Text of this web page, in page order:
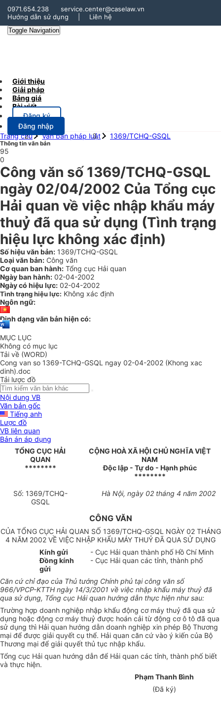
0971.654.238
service.center@caselaw.vn
Hướng dẫn sử dụng
Liên hệ
Toggle Navigation
Giới thiệu
Giải pháp
Bảng giá
Bài viết
Đăng ký
Đăng nhập
Trang chủ
Văn bản pháp luật 1369/TCHQ-GSQL
Thông tin văn bản
95
0
Công văn số 1369/TCHQ-GSQL
ngày 02/04/2002 Của Tổng cục
Hải quan về việc nhập khẩu máy
thuỷ đã qua sử dụng (Tình trạng
hiệu lực không xác định)
Số hiệu văn bản: 1369/TCHQ-GSQL
Loại văn bản: Công văn
Cơ quan ban hành: Tổng cục Hải quan
Ngày ban hành: 02-04-2002
Ngày có hiệu lực: 02-04-2002
Tình trạng hiệu lực: Không xác định
Ngôn ngữ:
Định dạng văn bản hiện có:
MỤC LỤC
Không có mục lục
Tải về (WORD)
Cong van so 1369-TCHQ-GSQL ngay 02-04-2002 (Khong xac
dinh).doc
Tải lược đồ
Nội dung VB
Văn bản gốc
Tiếng anh
Lược đồ
VB liên quan
Bản án áp dụng
TỔNG CỤC HẢI
QUAN
********
CỘNG HOÀ XÃ HỘI CHỦ NGHĨA VIỆT
NAM
Độc lập - Tự do - Hạnh phúc
********
Số: 1369/TCHQ-
GSQL
Hà Nội, ngày 02 tháng 4 năm 2002
CÔNG VĂN
CỦA TỔNG CỤC HẢI QUAN SỐ 1369/TCHQ-GSQL NGÀY 02 THÁNG
4 NĂM 2002 VỀ VIỆC NHẬP KHẨU MÁY THUỶ ĐÃ QUA SỬ DỤNG
Kính gửi
Đồng kính
gửi
- Cục Hải quan thành phố Hồ Chí Minh
- Cục Hải quan các tỉnh, thành phố
Căn cứ chỉ đạo của Thủ tướng Chính phủ tại công văn số
966/VPCP-KTTH ngày 14/3/2001 về việc nhập khẩu máy thuỷ đã
qua sử dụng, Tổng cục Hải quan hướng dẫn thực hiện như sau:
Trường hợp doanh nghiệp nhập khẩu động cơ máy thuỷ đã qua sử
dụng hoặc động cơ máy thuỷ được hoán cải từ động cơ ô tô đã qua
sử dụng thì Hải quan hướng dẫn doanh nghiệp xin phép Bộ Thương
mại để được giải quyết cụ thể. Hải quan căn cứ vào ý kiến của Bộ
Thương mại để giải quyết thủ tục nhập khẩu.
Tổng cục Hải quan hướng dẫn để Hải quan các tỉnh, thành phố biết
và thực hiện.
Phạm Thanh Bình
(Đã ký)